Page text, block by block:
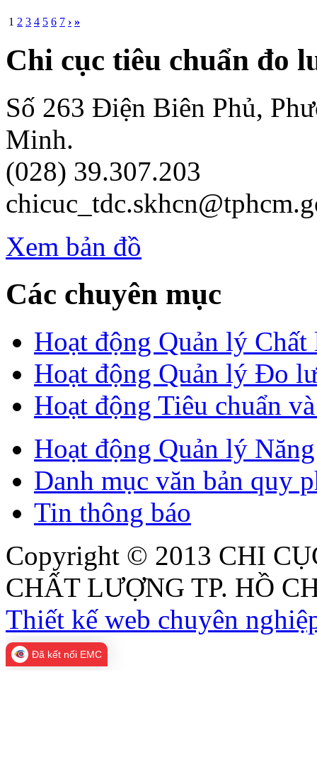
1 2 3 4 5 6 7 › »
Chi cục tiêu chuẩn đo
Số 263 Điện Biên Phủ,
Minh.
(028) 39.307.203
Xem bản đồ
Các chuyên mục
Hoạt động Quản lý
Hoạt động Quản lý Đo
Hoạt động Tiêu chuẩn
Hoạt động Quản lý
Danh mục văn bản quy
Tin thông báo
Copyright © 2013 CHI
CHẤT LƯỢNG TP. HỒ
Thiết kế web chuyên
Đã kết nối EMC